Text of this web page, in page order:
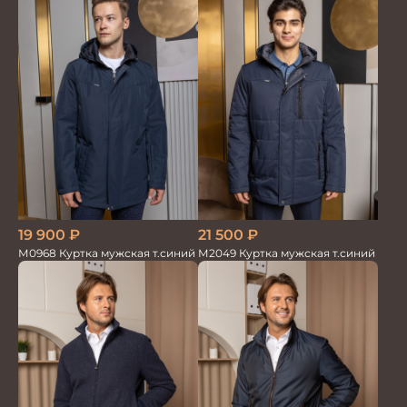
19 900 ₽
М0968 Куртка мужская т.синий
21 500 ₽
М2049 Куртка мужская т.синий